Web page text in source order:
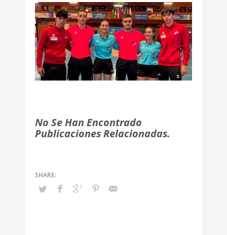
No Se Han Encontrado
Publicaciones Relacionadas.